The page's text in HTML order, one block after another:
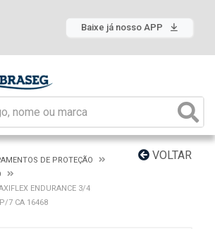
Baixe já nosso APP
VOLTAR
DE PROTEÇÃO
ENDURANCE 3/4
7 CA 16468